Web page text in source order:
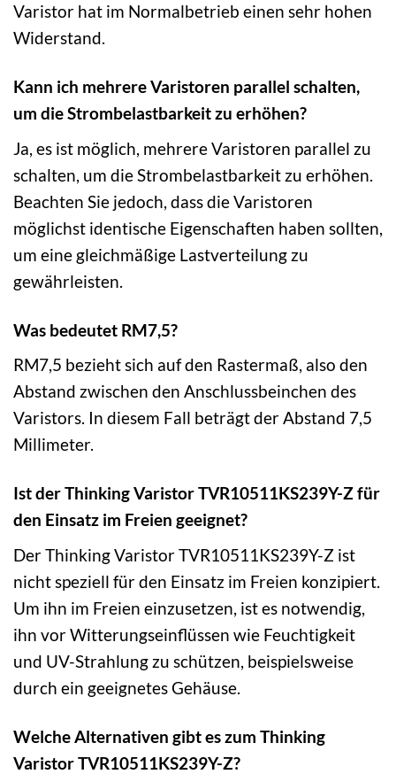
Varistor hat im Normalbetrieb einen sehr hohen
Widerstand.
Kann ich mehrere Varistoren parallel schalten,
um die Strombelastbarkeit zu erhöhen?
Ja, es ist möglich, mehrere Varistoren parallel zu
schalten, um die Strombelastbarkeit zu erhöhen.
Beachten Sie jedoch, dass die Varistoren
möglichst identische Eigenschaften haben sollten,
um eine gleichmäßige Lastverteilung zu
gewährleisten.
Was bedeutet RM7,5?
RM7,5 bezieht sich auf den Rastermaß, also den
Abstand zwischen den Anschlussbeinchen des
Varistors. In diesem Fall beträgt der Abstand 7,5
Millimeter.
Ist der Thinking Varistor TVR10511KS239Y-Z für
den Einsatz im Freien geeignet?
Der Thinking Varistor TVR10511KS239Y-Z ist
nicht speziell für den Einsatz im Freien konzipiert.
Um ihn im Freien einzusetzen, ist es notwendig,
ihn vor Witterungseinflüssen wie Feuchtigkeit
und UV-Strahlung zu schützen, beispielsweise
durch ein geeignetes Gehäuse.
Welche Alternativen gibt es zum Thinking
Varistor TVR10511KS239Y-Z?